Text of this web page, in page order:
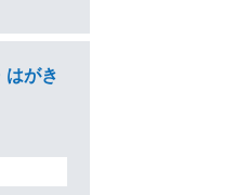
はがき